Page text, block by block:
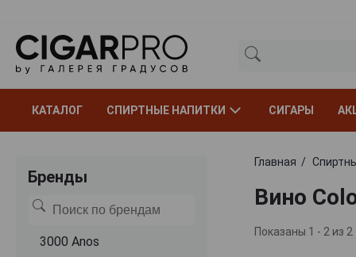
КАТАЛОГ СПИРТНЫЕ НАПИТКИ СИГАРЫ
Бренды
3000 Anos
Главная
Вино
Показаны 1 - 2 из 2